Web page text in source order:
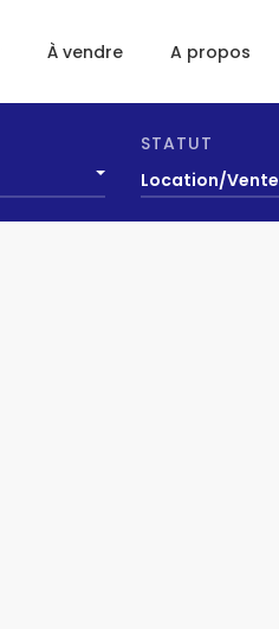
À vendre A propos
STATUT
Location/Vente